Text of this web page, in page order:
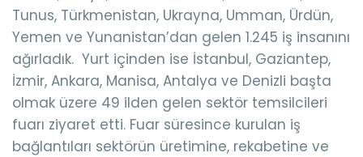
Tunus, Türkmenistan, Ukrayna, Umman, Ürdün,
Yemen ve Yunanistan’dan gelen 1.245 iş insanını
ağırladık. Yurt içinden ise İstanbul, Gaziantep,
İzmir, Ankara, Manisa, Antalya ve Denizli başta
olmak üzere 49 ilden gelen sektör temsilcileri
fuarı ziyaret etti. Fuar süresince kurulan iş
bağlantıları sektörün üretimine, rekabetine ve